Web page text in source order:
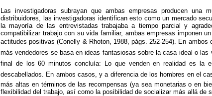
Las investigadoras subrayan que ambas empresas producen
distribuidores, las investigadoras identifican esto como un mercado
la mayoría de las entrevistadas trabajaba a tiempo parcial y
compatibilizar trabajo con su vida familiar, ambas empresas imponen
actitudes positivas (Conelly & Rhoton, 1988, págs. 252-254). En
más vendedores se basa en ideas fantasiosas sobre la casa ideal o
final de los 60 minutos concluía: Lo que venden en realidad es la
descabellados. En ambos casos, y a diferencia de los hombres en el
más altas en términos de las recompensas (ya sea monetarias o en
flexibilidad del trabajo, así como la posibilidad de socializar más allá de